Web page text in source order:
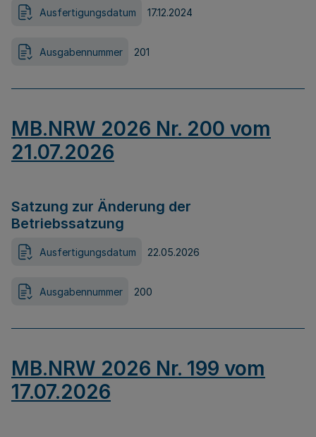
Ausfertigungsdatum 17.12.2024
Ausgabennummer 201
MB.NRW 2026 Nr. 200 vom
21.07.2026
Satzung zur Änderung der
Betriebssatzung
Ausfertigungsdatum 22.05.2026
Ausgabennummer 200
MB.NRW 2026 Nr. 199 vom
17.07.2026